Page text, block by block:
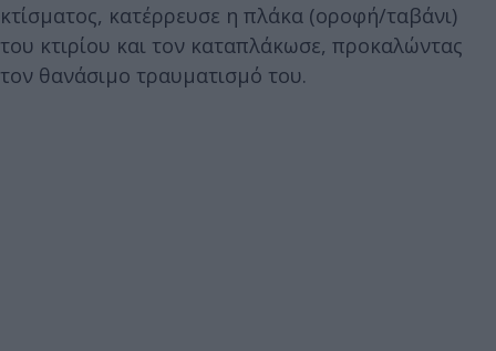
κτίσματος, κατέρρευσε η πλάκα (οροφή/ταβάνι)
του κτιρίου και τον καταπλάκωσε, προκαλώντας
τον θανάσιμο τραυματισμό του.